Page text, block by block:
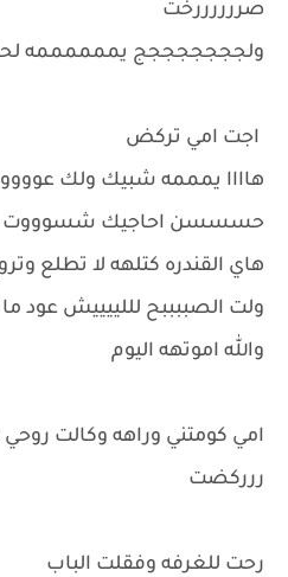
صررررررخت
ولجججججججج يممممممه
اجت امي تركض
هاااا يمممه شبيك ولك
حسسسن احاجيك شسوووت
هاي القندره كتلهه لا تطلع
ولت الصببببح لللييييش عود
والله اموتهه اليوم
امي كومتني وراهه وكالت
ررركضت
رحت للغرفه وفقلت الباب